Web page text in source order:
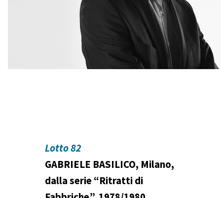
Lotto 82
GABRIELE BASILICO, Milano,
dalla serie “Ritratti di